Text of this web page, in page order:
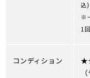
込)
※
1
コンディション